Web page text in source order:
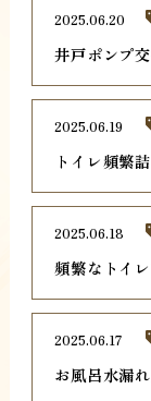
井戸ポンプ
2025.06.20
トイレ頻繁
2025.06.19
頻繁なトイ
2025.06.18
お風呂水漏
2025.06.17